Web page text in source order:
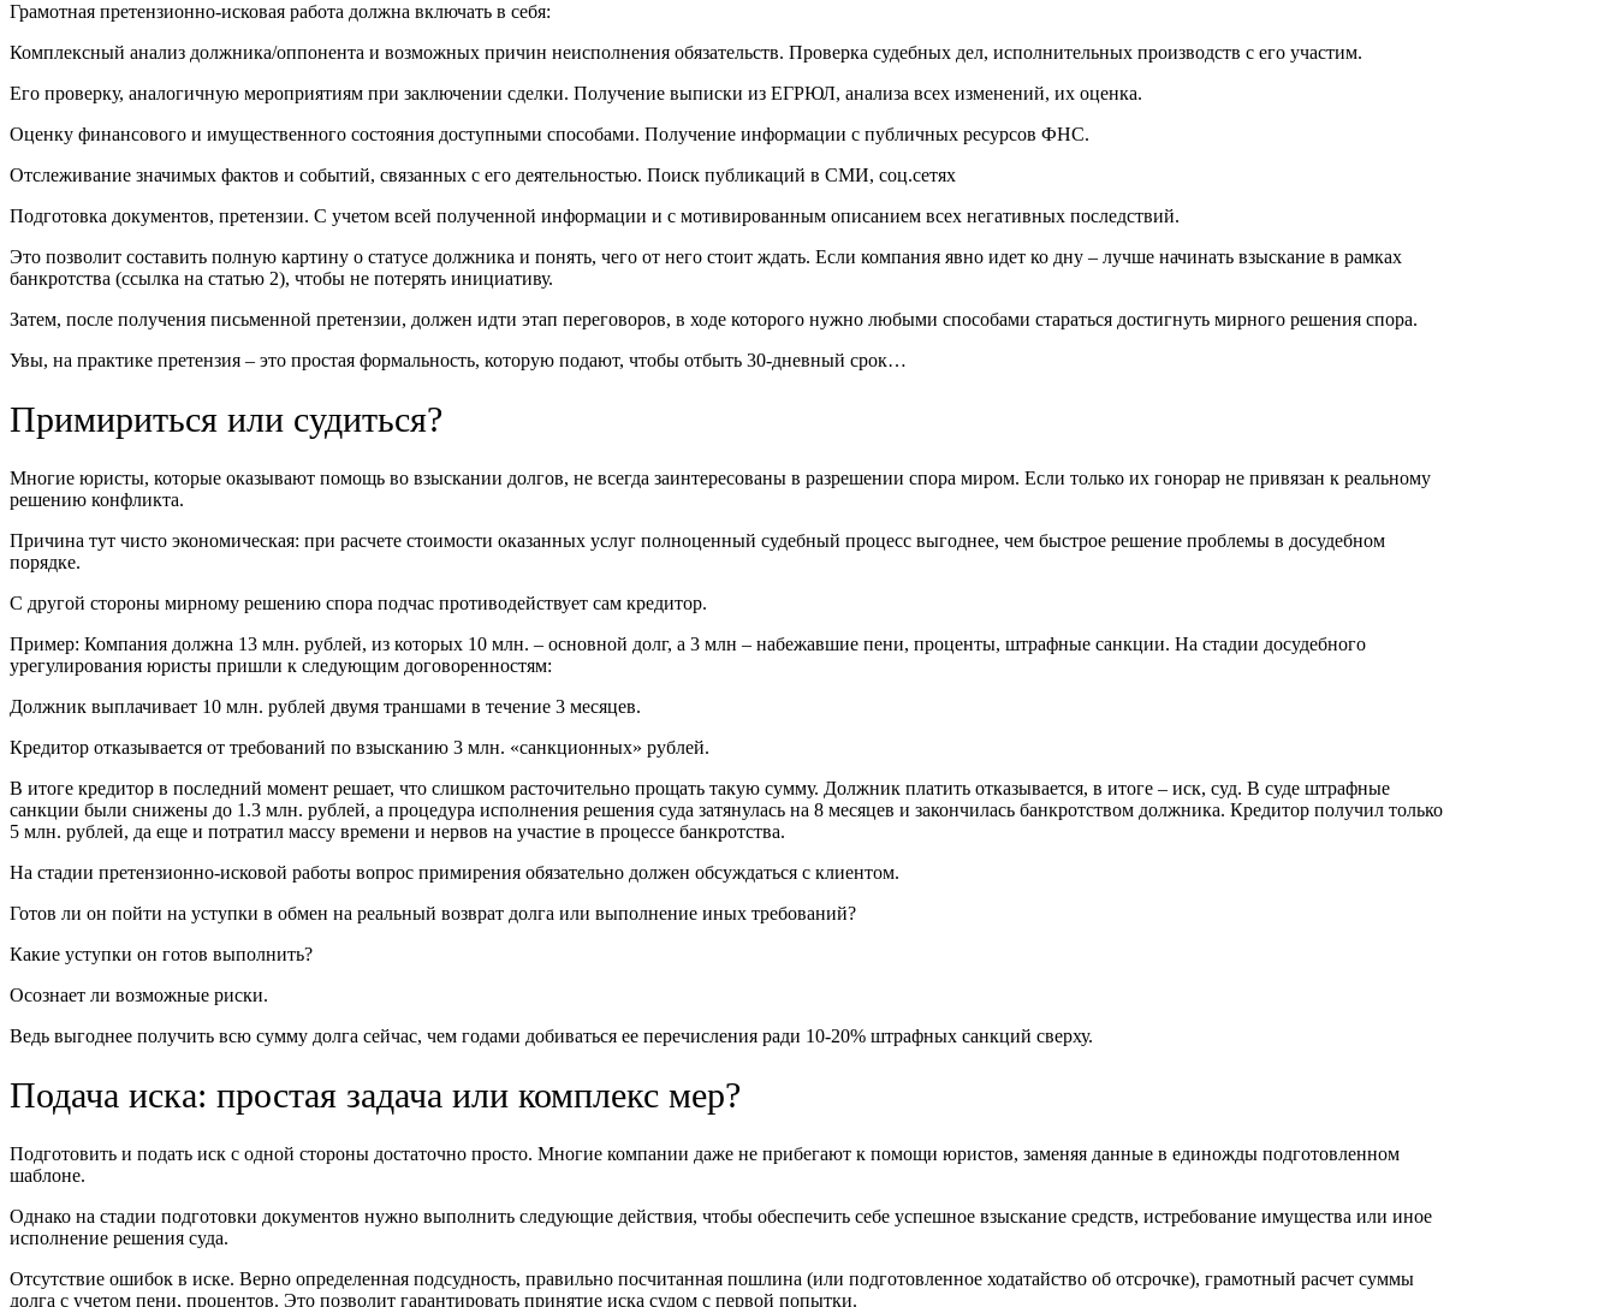
Грамотная претензионно-исковая работа должна включать в себя:
Комплексный анализ должника/оппонента и возможных причин неисполнения обязательств. Проверка судебных дел, исполнительных производств с его участим.
Его проверку, аналогичную мероприятиям при заключении сделки. Получение выписки из ЕГРЮЛ, анализа всех изменений, их оценка.
Оценку финансового и имущественного состояния доступными способами. Получение информации с публичных ресурсов ФНС.
Отслеживание значимых фактов и событий, связанных с его деятельностью. Поиск публикаций в СМИ, соц.сетях
Подготовка документов, претензии. С учетом всей полученной информации и с мотивированным описанием всех негативных последствий.
Это позволит составить полную картину о статусе должника и понять, чего от него стоит ждать. Если компания явно идет ко дну – лучше начинать взыскание в рамках
банкротства (ссылка на статью 2), чтобы не потерять инициативу.
Затем, после получения письменной претензии, должен идти этап переговоров, в ходе которого нужно любыми способами стараться достигнуть мирного решения спора.
Увы, на практике претензия – это простая формальность, которую подают, чтобы отбыть 30-дневный срок…
Примириться или судиться?
Многие юристы, которые оказывают помощь во взыскании долгов, не всегда заинтересованы в разрешении спора миром. Если только их гонорар не привязан к реальному
решению конфликта.
Причина тут чисто экономическая: при расчете стоимости оказанных услуг полноценный судебный процесс выгоднее, чем быстрое решение проблемы в досудебном
порядке.
С другой стороны мирному решению спора подчас противодействует сам кредитор.
Пример: Компания должна 13 млн. рублей, из которых 10 млн. – основной долг, а 3 млн – набежавшие пени, проценты, штрафные санкции. На стадии досудебного
урегулирования юристы пришли к следующим договоренностям:
Должник выплачивает 10 млн. рублей двумя траншами в течение 3 месяцев.
Кредитор отказывается от требований по взысканию 3 млн. «санкционных» рублей.
В итоге кредитор в последний момент решает, что слишком расточительно прощать такую сумму. Должник платить отказывается, в итоге – иск, суд. В суде штрафные
санкции были снижены до 1.3 млн. рублей, а процедура исполнения решения суда затянулась на 8 месяцев и закончилась банкротством должника. Кредитор получил только
5 млн. рублей, да еще и потратил массу времени и нервов на участие в процессе банкротства.
На стадии претензионно-исковой работы вопрос примирения обязательно должен обсуждаться с клиентом.
Готов ли он пойти на уступки в обмен на реальный возврат долга или выполнение иных требований?
Какие уступки он готов выполнить?
Осознает ли возможные риски.
Ведь выгоднее получить всю сумму долга сейчас, чем годами добиваться ее перечисления ради 10-20% штрафных санкций сверху.
Подача иска: простая задача или комплекс мер?
Подготовить и подать иск с одной стороны достаточно просто. Многие компании даже не прибегают к помощи юристов, заменяя данные в единожды подготовленном
шаблоне.
Однако на стадии подготовки документов нужно выполнить следующие действия, чтобы обеспечить себе успешное взыскание средств, истребование имущества или иное
исполнение решения суда.
Отсутствие ошибок в иске. Верно определенная подсудность, правильно посчитанная пошлина (или подготовленное ходатайство об отсрочке), грамотный расчет суммы
долга с учетом пени, процентов. Это позволит гарантировать принятие иска судом с первой попытки.